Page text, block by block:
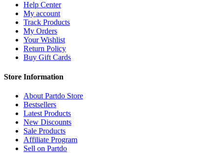
Help Center
My account
Track Products
My Orders
Your Wishlist
Return Policy
Buy Gift Cards
Store Information
About Partdo Store
Bestsellers
Latest Products
New Discounts
Sale Products
Affiliate Program
Sell on Partdo